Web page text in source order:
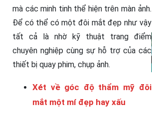
mà các minh tinh thể hiện trên màn ảnh.
Để có thể có một đôi mắt đẹp như vậy
tất cả là nhờ kỹ thuật trang điểm
chuyên nghiệp cùng sự hỗ trợ của các
thiết bị quay phim, chụp ảnh.
Xét về góc độ thẩm mỹ đôi
mắt một mí đẹp hay xấu